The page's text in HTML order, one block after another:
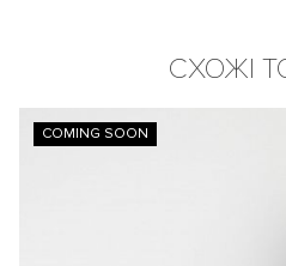
СХОЖІ
COMING SOON